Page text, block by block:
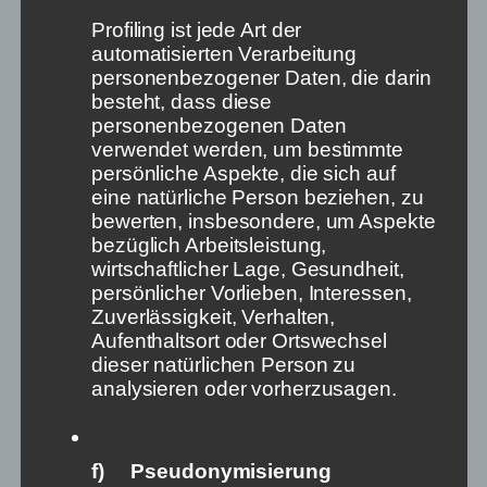
couldn’t find a station among the multitude of pop,
country and talk radios around Miami that would
reliably provide me with news on the hour. The music
just kept playing. This irritated me.
Obviously, linear media are far less regulated in the
USA than here in Germany: In this country, I’m used
to hearing news on the hour – and finding it when
searching the frequency scale. Almost all stations
offer news, not only the public broadcasters. State
media authorities tie their frequency allocations for
commercial stations to programme standards. This
also means that terrestrial or cable stations are
expected to offer news if they want to get hold of a
frequency.
News avoidance requires
deliberate action
Profiling ist jede Art der
automatisierten Verarbeitung
personenbezogener Daten, die darin
besteht, dass diese
personenbezogenen Daten
verwendet werden, um bestimmte
persönliche Aspekte, die sich auf
eine natürliche Person beziehen, zu
bewerten, insbesondere, um Aspekte
bezüglich Arbeitsleistung,
wirtschaftlicher Lage, Gesundheit,
persönlicher Vorlieben, Interessen,
Zuverlässigkeit, Verhalten,
Aufenthaltsort oder Ortswechsel
dieser natürlichen Person zu
analysieren oder vorherzusagen.
f) Pseudonymisierung